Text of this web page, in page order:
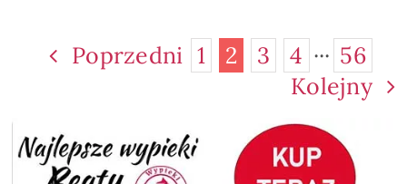
Poprzedni 1 2 3 4 ··· 56
Kolejny